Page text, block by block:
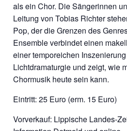
als ein Chor. Die Sängerinnen
Leitung von Tobias Richter
Pop, der die Grenzen des
Ensemble verbindet einen
einer temporeichen
Lichtdramaturgie und zeigt, wie
Chormusik heute sein kann.
Eintritt: 25 Euro (erm. 15 Euro)
Vorverkauf: Lippische Landes-